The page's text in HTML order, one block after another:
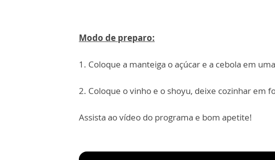
Modo de preparo:
1. Coloque a manteiga o açúcar e a cebola em
2. Coloque o vinho e o shoyu, deixe cozinhar em
Assista ao vídeo do programa e bom apetite!